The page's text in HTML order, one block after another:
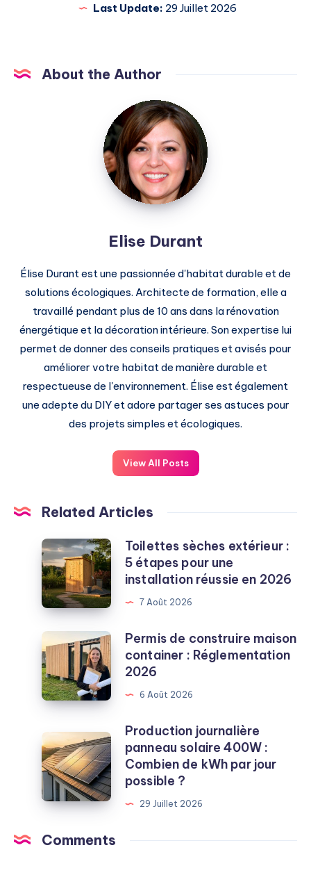
Last Update: 29 Juillet 2026
About the Author
Elise
Durant
Elise Durant
Élise Durant est une passionnée d'habitat durable et de
solutions écologiques. Architecte de formation, elle a
travaillé pendant plus de 10 ans dans la rénovation
énergétique et la décoration intérieure. Son expertise lui
permet de donner des conseils pratiques et avisés pour
améliorer votre habitat de manière durable et
respectueuse de l'environnement. Élise est également
une adepte du DIY et adore partager ses astuces pour
des projets simples et écologiques.
View All Posts
Related Articles
Toilettes
sèches
extérieur
:
étapes
pour
une
installation
réussie
2026
Toilettes sèches extérieur :
5 étapes pour une
installation réussie en 2026
7 Août 2026
Permis
de
construire
maison
container
Réglementation
2026
Permis de construire maison
container : Réglementation
2026
6 Août 2026
Production
journalière
panneau
solaire
400W
Combien
Production journalière
panneau solaire 400W :
Combien de kWh par jour
possible ?
29 Juillet 2026
Comments